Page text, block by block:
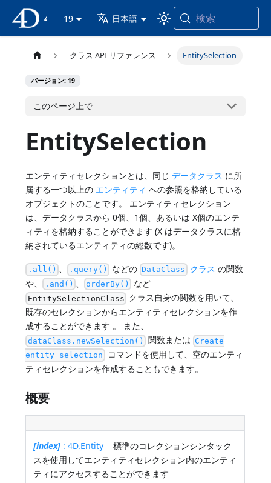
19 日本語 検索
クラス API リファレンス EntitySelection
バージョン: 19
このページ上で
EntitySelection
エンティティセレクションとは、同じデータクラス に所
属する一つ以上の エンティティ への参照を格納している
オブジェクトのことです。 エンティティセレクション
は、データクラスから 0個、1個、あるいは X個のエンテ
ィティを格納することができます (X はデータクラスに格
納されているエンティティの総数です)。
.all() 、 .query() などの DataClass クラス の関数
や、 .and() 、 orderBy() など
EntitySelectionClass クラス自身の関数を用いて、
既存のセレクションからエンティティセレクションを作
成することができます 。 また、
dataClass.newSelection() 関数または Create
entity selection コマンドを使用して、空のエンティ
ティセレクションを作成することもできます。
概要
[index] : 4D.Entity 標準のコレクションシンタック
スを使用してエンティティセレクション内のエンティ
ティにアクセスすることができます